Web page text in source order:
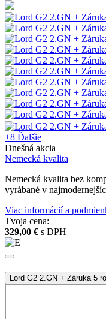
+8 Ďalšie
Dnešná akcia
Nemecká kvalita
Nemecká kvalita bez
vyrábané v
Viac informácií a
Tvoja cena:
329,00 € s DPH
Lord G2 2.GN + Záruka 5